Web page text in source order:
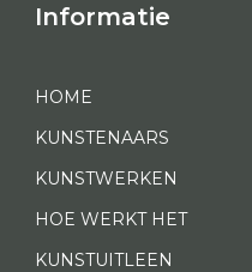
Informatie
HOME
KUNSTENAARS
KUNSTWERKEN
HOE WERKT HET
KUNSTUITLEEN